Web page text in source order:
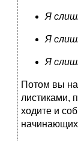
Я
Я
Я
Потом вы
листиками,
ходите и